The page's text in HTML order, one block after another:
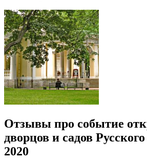
Отзывы про событие
дворцов и садов
2020